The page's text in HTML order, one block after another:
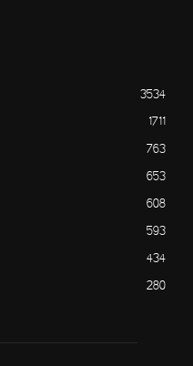
3534
1711
763
653
608
593
434
280